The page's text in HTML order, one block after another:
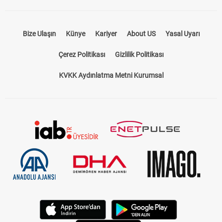
Bize Ulaşın Künye Kariyer About US Yasal Uyarı
Çerez Politikası Gizlilik Politikası
KVKK Aydınlatma Metni Kurumsal